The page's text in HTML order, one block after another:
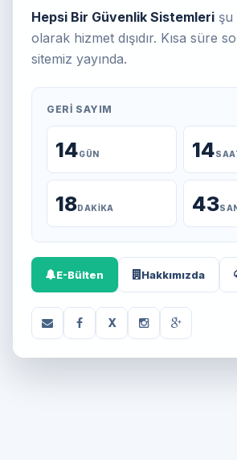
Hepsi Bir Güvenlik Sistemleri şu
olarak hizmet dışıdır. Kısa süre
sitemiz yayında.
GERI SAYIM
14GÜN 14
18DAKIKA 43
E-Bülten Hakkımızda
X